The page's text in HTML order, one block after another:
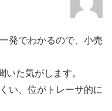
発でわかるので、小売
いた気がします。
い、位がトレーサ的に